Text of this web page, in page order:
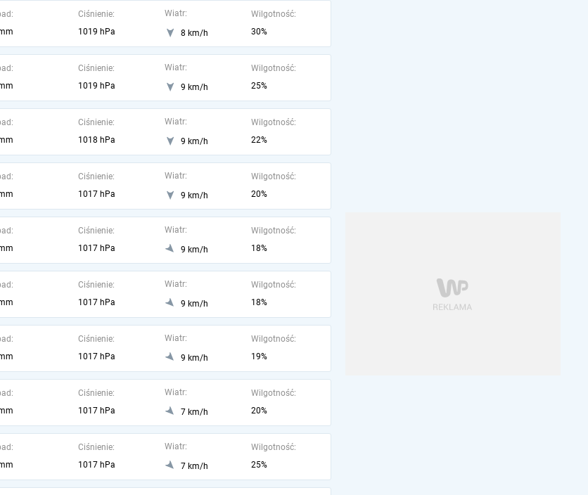
Ciśnienie:
1019 hPa
Wiatr:
8 km/h
Wilgotność:
30%
Ciśnienie:
1019 hPa
Wiatr:
9 km/h
Wilgotność:
25%
Ciśnienie:
1018 hPa
Wiatr:
9 km/h
Wilgotność:
22%
Ciśnienie:
1017 hPa
Wiatr:
9 km/h
Wilgotność:
20%
Ciśnienie:
1017 hPa
Wiatr:
9 km/h
Wilgotność:
18%
Ciśnienie:
1017 hPa
Wiatr:
9 km/h
Wilgotność:
18%
Ciśnienie:
1017 hPa
Wiatr:
9 km/h
Wilgotność:
19%
Ciśnienie:
1017 hPa
Wiatr:
7 km/h
Wilgotność:
20%
Ciśnienie:
1017 hPa
Wiatr:
7 km/h
Wilgotność:
25%